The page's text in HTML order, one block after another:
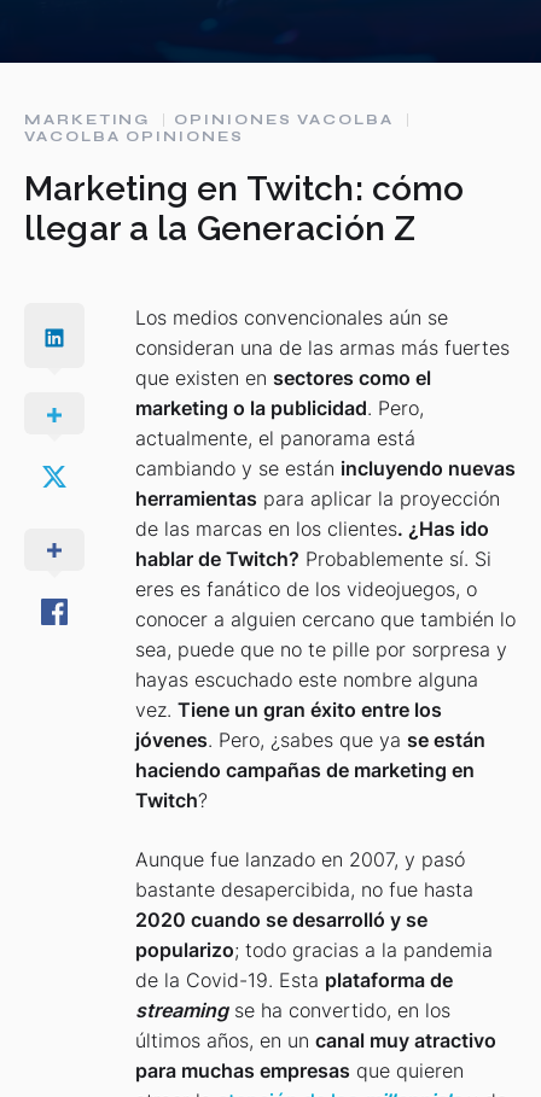
MARKETING
OPINIONES VACOLBA
VACOLBA OPINIONES
Marketing en Twitch: cómo
llegar a la Generación Z
Los medios convencionales aún se
consideran una de las armas más fuertes
que existen en sectores como el
marketing o la publicidad. Pero,
actualmente, el panorama está
cambiando y se están incluyendo nuevas
herramientas para aplicar la proyección
de las marcas en los clientes. ¿Has ido
hablar de Twitch? Probablemente sí. Si
eres es fanático de los videojuegos, o
conocer a alguien cercano que también lo
sea, puede que no te pille por sorpresa y
hayas escuchado este nombre alguna
vez. Tiene un gran éxito entre los
jóvenes. Pero, ¿sabes que ya se están
haciendo campañas de marketing en
Twitch?
Aunque fue lanzado en 2007, y pasó
bastante desapercibida, no fue hasta
2020 cuando se desarrolló y se
popularizo; todo gracias a la pandemia
de la Covid-19. Esta plataforma de
streamingse ha convertido, en los
últimos años, en un canal muy atractivo
para muchas empresas que quieren